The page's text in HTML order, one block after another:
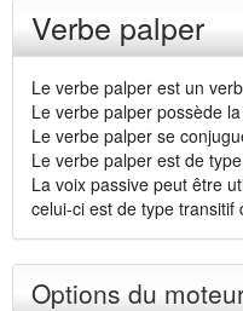
Verbe palper
Le verbe palper est un
Le verbe palper possède
Le verbe palper se
Le verbe palper est de
La voix passive peut être
celui-ci est de type transitif
Options du